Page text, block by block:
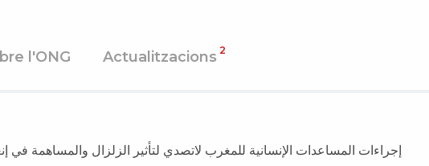
l'ONG Actualitzacions 2
إجراءات المساعدات الإنسانية للمغرب لاتصدي لتأثير الزلزال والمساهمة في